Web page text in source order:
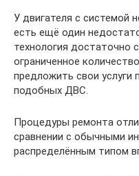
У двигателя с системой
есть ещё один
технология достаточно
ограниченное
предложить свои услуги
подобных ДВС.
Процедуры ремонта
сравнении с обычными
распределённым типом